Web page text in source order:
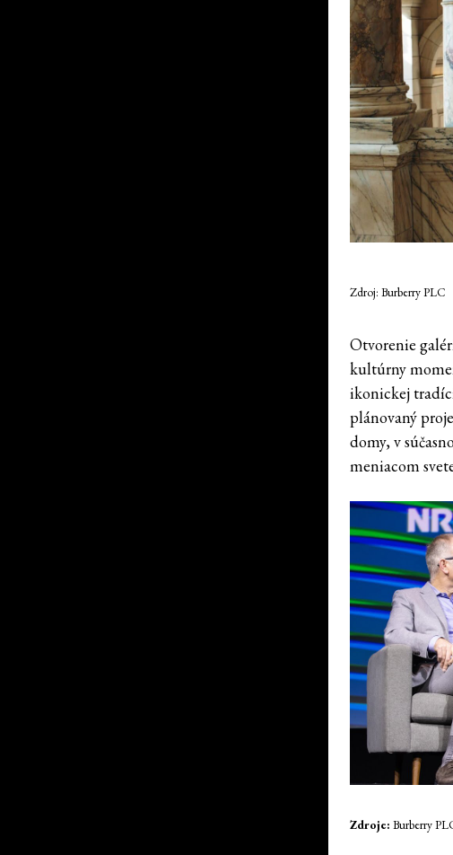
Zdroj: Burberry PLC
Otvorenie
kultúrny
ikonickej
plánovaný
domy, v
meniacom
Zdroje:Burberry